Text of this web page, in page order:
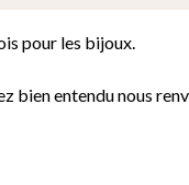
pour les bijoux.
bien entendu nous